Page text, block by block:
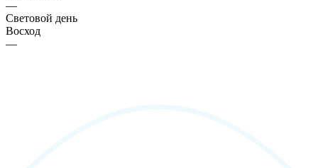
—
Световой день
Восход
—